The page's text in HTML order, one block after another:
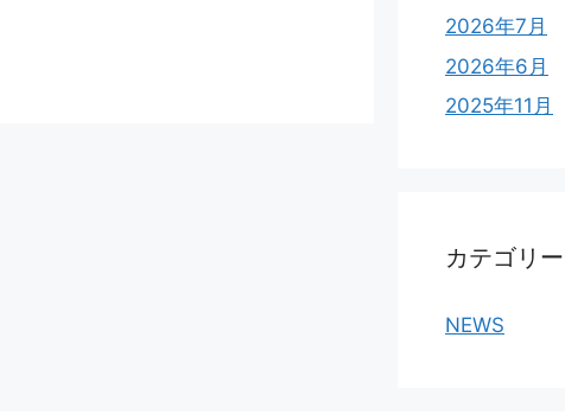
2026年7月
2026年6月
2025年11月
カテゴリー
NEWS